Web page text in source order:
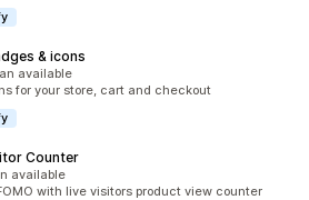
& icons
available
for your store, cart and checkout
Counter
available
with live visitors product view counter